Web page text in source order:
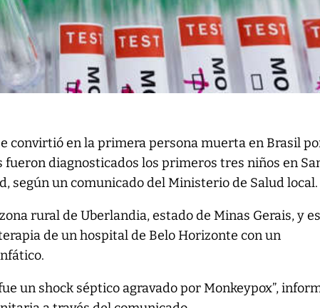
convirtió en la primera persona muerta en Brasil
diagnosticados los primeros tres niños en
según un comunicado del Ministerio de Salud local.
rural de Uberlandia, estado de Minas Gerais, y
de un hospital de Belo Horizonte con un
un shock séptico agravado por Monkeypox”,